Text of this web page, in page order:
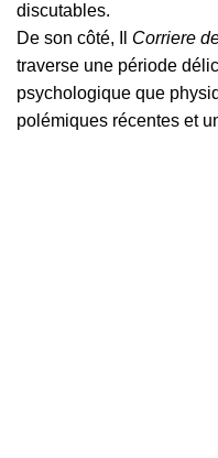
discutables.
De son côté, Il Corriere
traverse une période
psychologique que
polémiques récentes et